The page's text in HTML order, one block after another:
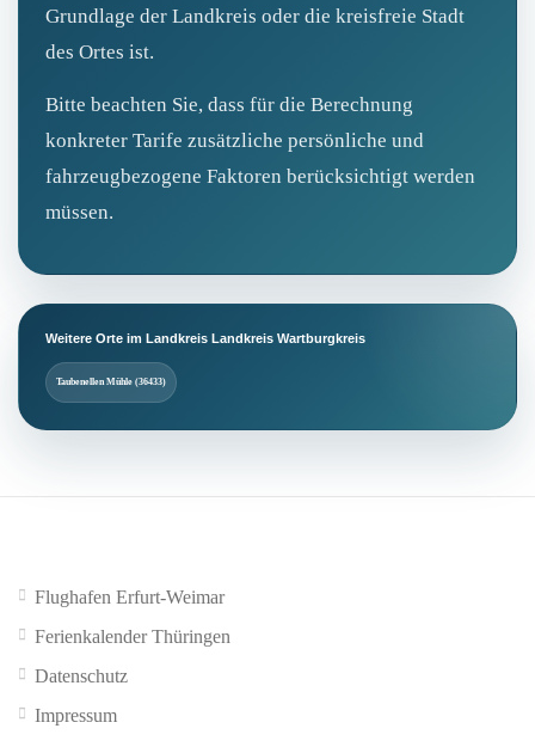
Grundlage der Landkreis oder die kreisfreie Stadt
des Ortes ist.
Bitte beachten Sie, dass für die Berechnung
konkreter Tarife zusätzliche persönliche und
fahrzeugbezogene Faktoren berücksichtigt werden
müssen.
Weitere Orte im Landkreis Landkreis Wartburgkreis
Taubenellen Mühle (36433)
Flughafen Erfurt-Weimar
Ferienkalender Thüringen
Datenschutz
Impressum